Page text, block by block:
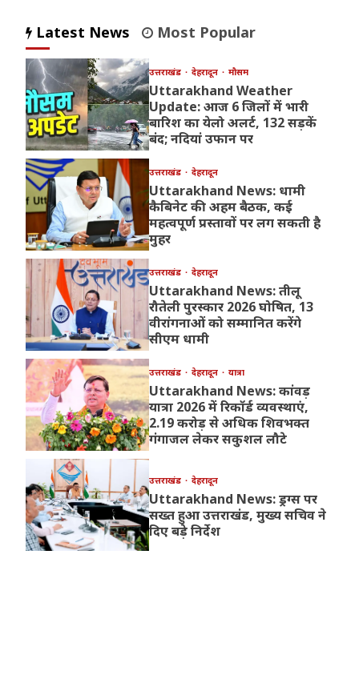
Latest News Most Popular
उत्तराखंड देहरादून मौसम
Uttarakhand Weather
Update: आज 6 जिलों में भारी
बारिश का येलो अलर्ट, 132 सड़कें
बंद; नदियां उफान पर
उत्तराखंड देहरादून
Uttarakhand News: धामी
कैबिनेट की अहम बैठक, कई
महत्वपूर्ण प्रस्तावों पर लग सकती है
मुहर
उत्तराखंड देहरादून
Uttarakhand News: तीलू
रौतेली पुरस्कार 2026 घोषित, 13
वीरांगनाओं को सम्मानित करेंगे
सीएम धामी
उत्तराखंड देहरादून यात्रा
Uttarakhand News: कांवड़
यात्रा 2026 में रिकॉर्ड व्यवस्थाएं,
2.19 करोड़ से अधिक शिवभक्त
गंगाजल लेकर सकुशल लौटे
उत्तराखंड देहरादून
Uttarakhand News: ड्रग्स पर
सख्त हुआ उत्तराखंड, मुख्य सचिव ने
दिए बड़े निर्देश